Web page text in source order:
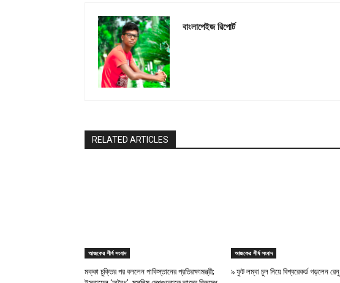
বাংলাপেইজ রিপোর্ট
RELATED ARTICLES
আজকের শীর্ষ সংবাদ
মক্কা চুক্তির পর বললেন পাকিস্তানের প্রতিরক্ষামন্ত্রী;
আজকের শীর্ষ সংবাদ
৯ ফুট লম্বা চুল নিয়ে বিশ্বরেকর্ড গড়লেন রেনু